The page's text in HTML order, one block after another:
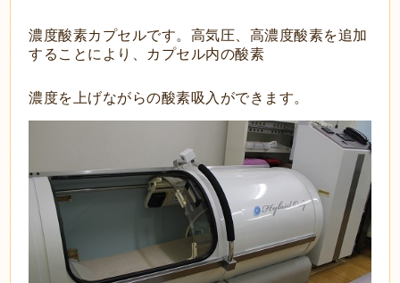
濃 度酸素カプセ ルです。 高気圧、高濃度酸素を追加
することにより、
カプセル内の酸素
濃度を上げながらの酸素吸 入ができます。